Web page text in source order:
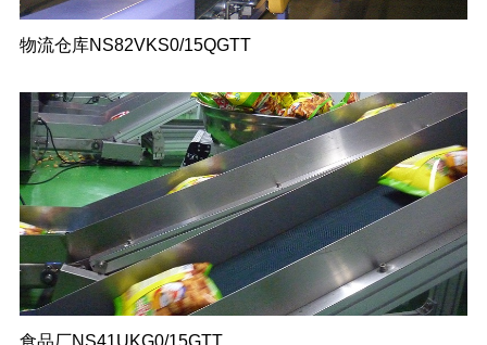
物流仓库NS82VKS0/15QGTT
食品厂NS41UKG0/15GTT